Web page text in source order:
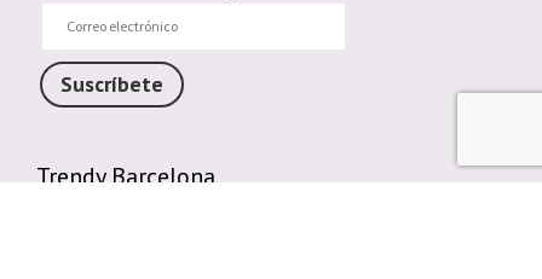
electrónico
Suscríbete
Trendy Barcelona